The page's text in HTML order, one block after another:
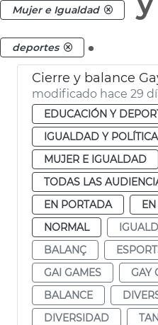
Mujer e Igualdad
deportes .
Cierre y balance
modificado hace 29
EDUCACIÓN Y
IGUALDAD Y
MUJER E IGUALDAD
TODAS LAS
EN PORTADA
NORMAL
BALANÇ
GAI GAMES
GAY
BALANCE
DIVERSIDAD